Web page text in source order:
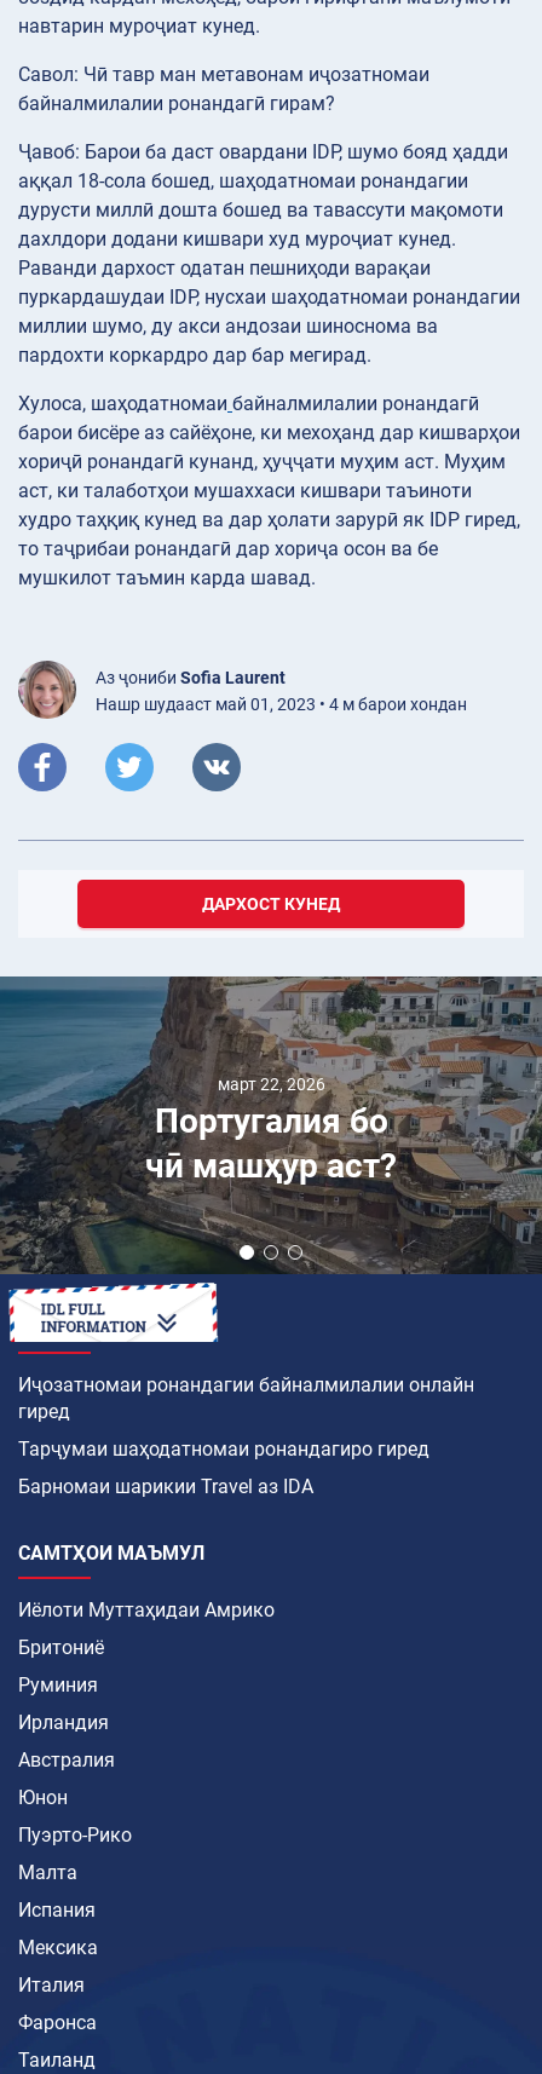
навтарин муроҷиат кунед.
Савол: Чӣ тавр ман метавонам иҷозатномаи
байналмилалии ронандагӣ гирам?
Ҷавоб: Барои ба даст овардани IDP, шумо бояд ҳадди
аққал 18-сола бошед, шаҳодатномаи ронандагии
дурусти миллӣ дошта бошед ва тавассути мақомоти
дахлдори додани кишвари худ муроҷиат кунед.
Раванди дархост одатан пешниҳоди варақаи
пуркардашудаи IDP, нусхаи шаҳодатномаи ронандагии
миллии шумо, ду акси андозаи шиноснома ва
пардохти коркардро дар бар мегирад.
Хулоса, шаҳодатномаи байналмилалии ронандагӣ
барои бисёре аз сайёҳоне, ки мехоҳанд дар кишварҳои
хориҷӣ ронандагӣ кунанд, ҳуҷҷати муҳим аст. Муҳим
аст, ки талаботҳои мушаххаси кишвари таъиноти
худро таҳқиқ кунед ва дар ҳолати зарурӣ як IDP гиред,
то таҷрибаи ронандагӣ дар хориҷа осон ва бе
мушкилот таъмин карда шавад.
Аз ҷониби Sofia Laurent
Нашр шудааст май 01, 2023 • 4 м барои хондан
ДАРХОСТ КУНЕД
март 22, 2026
Португалия бо
чӣ машҳур аст?
ЧӢ ТАВР
Иҷозатномаи ронандагии байналмилалии онлайн
гиред
Тарҷумаи шаҳодатномаи ронандагиро гиред
Барномаи шарикии Travel аз IDA
САМТҲОИ МАЪМУЛ
Иёлоти Муттаҳидаи Амрико
Бритониё
Руминия
Ирландия
Австралия
Юнон
Пуэрто-Рико
Малта
Испания
Мексика
Италия
Фаронса
Таиланд